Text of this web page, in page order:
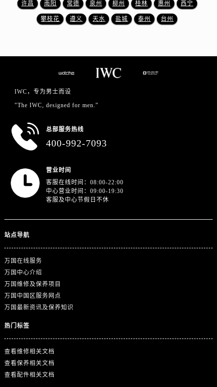
浙江省绍兴市越城区胜利东路379号世茂天际中心写字楼8层805室万国售后服务中心（需提前预约）
许昌 南阳 常德 泉州 柳州 桂林 惠州 西宁
攀枝花 遵义 天水 盐城 泰州 台州
IWC，专为男士而设
"The IWC, designed for men.”
总部服务热线
400-992-7093
营业时间
客服在线时间：08:00-22:00
中心营业时间：09:00-19:30
客服及中心节假日不休
站点导航
万国在线服务
万国中心介绍
万国维修及保养项目
万国中国区服务网点
万国最新资讯及保养知识
热门标签
查看维修相关文档
查看保养相关文档
查看配件相关文档